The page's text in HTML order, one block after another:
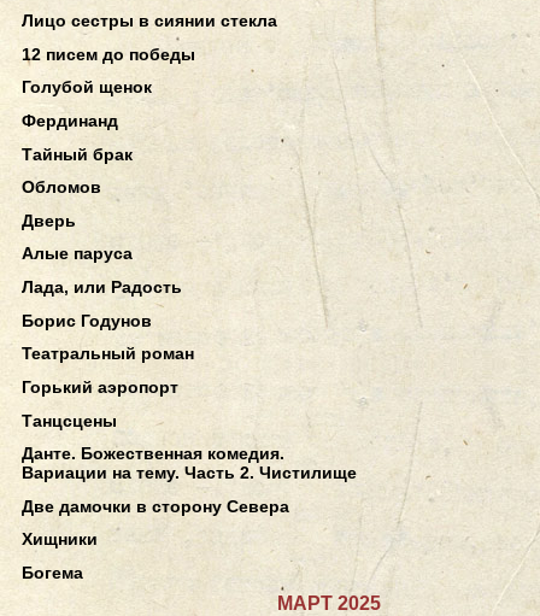
Лицо сестры в сиянии стекла
12 писем до победы
Голубой щенок
Фердинанд
Тайный брак
Обломов
Дверь
Алые паруса
Лада, или Радость
Борис Годунов
Театральный роман
Горький аэропорт
Танцсцены
Данте. Божественная комедия.
Вариации на тему. Часть 2. Чистилище
Две дамочки в сторону Севера
Хищники
Богема
МАРТ 2025